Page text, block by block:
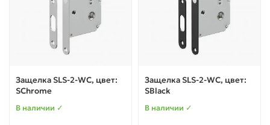
Защелка SLS-2-WC, цвет:
SChrome
В наличии ✓
Защелка SLS-2-WC, цвет:
SBlack
В наличии ✓